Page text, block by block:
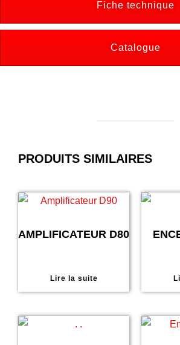
Fiche technique
Catalogue
PRODUITS SIMILAIRES
AMPLIFICATEUR D80
Lire la suite